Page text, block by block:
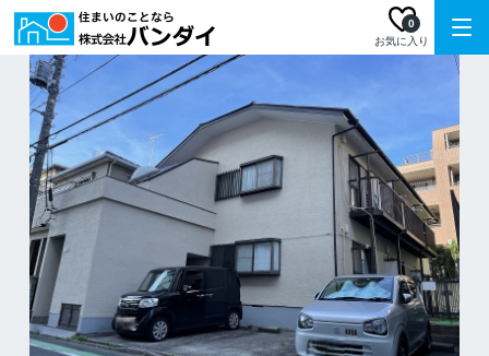
お気に入り
0